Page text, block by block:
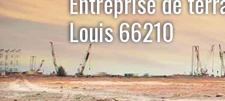
Louis 66210